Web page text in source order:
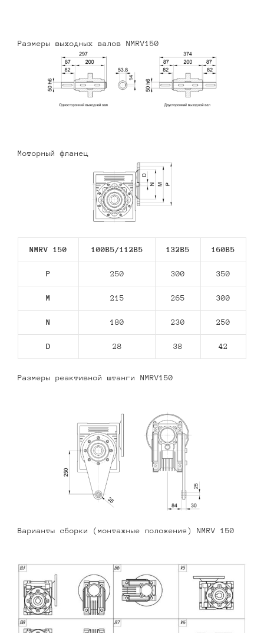
Размеры выходных валов NMRV150
Моторный фланец
NMRV 150 100B5/112В5 132В5 160В5
P 250 300 350
M 215 265 300
N 180 230 250
D 28 38 42
Размеры реактивной штанги NMRV150
Варианты сборки (монтажные положения) NMRV 150